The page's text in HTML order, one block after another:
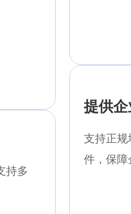
持多
提供
支持正
件，保